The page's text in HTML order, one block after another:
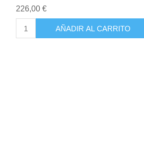
226,00 €
AÑADIR AL CARRITO